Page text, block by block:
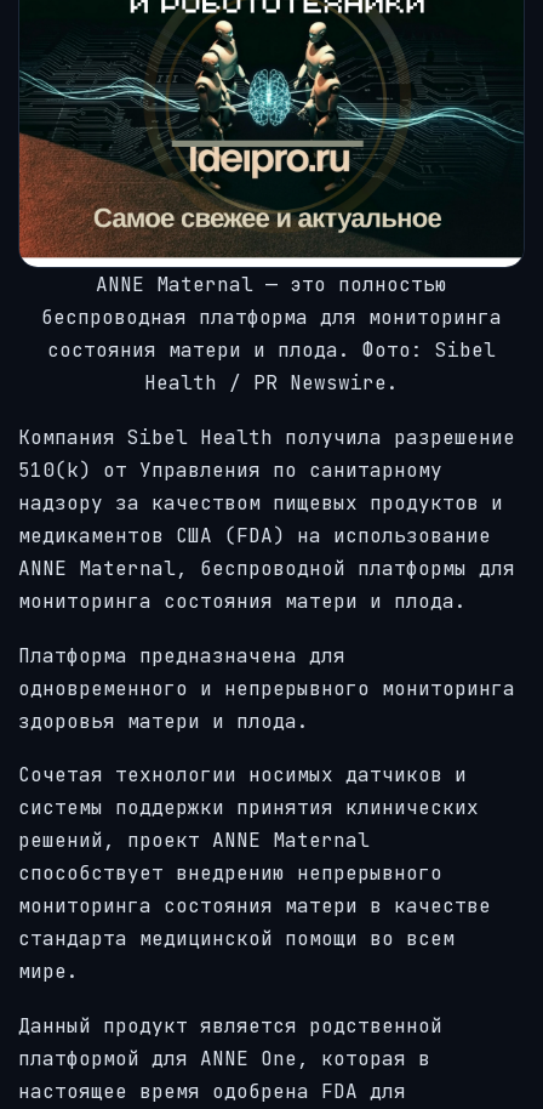
ANNE Maternal — это полностью
беспроводная платформа для мониторинга
состояния матери и плода. Фото: Sibel
Health / PR Newswire.
Компания Sibel Health получила разрешение
510(k) от Управления по санитарному
надзору за качеством пищевых продуктов и
медикаментов США (FDA) на использование
ANNE Maternal, беспроводной платформы для
мониторинга состояния матери и плода.
Платформа предназначена для
одновременного и непрерывного мониторинга
здоровья матери и плода.
Сочетая технологии носимых датчиков и
системы поддержки принятия клинических
решений, проект ANNE Maternal
способствует внедрению непрерывного
мониторинга состояния матери в качестве
стандарта медицинской помощи во всем
мире.
Данный продукт является родственной
платформой для ANNE One, которая в
настоящее время одобрена FDA для